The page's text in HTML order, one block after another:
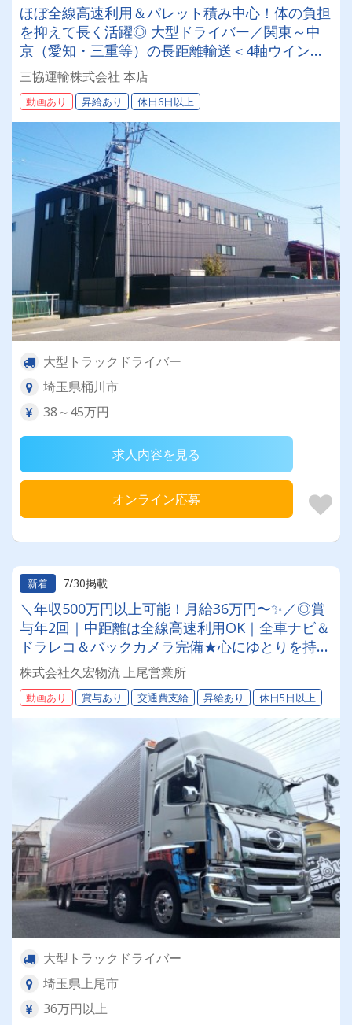
ほぼ全線高速利用＆パレット積み中心！体の負担
を抑えて長く活躍◎ 大型ドライバー／関東～中
京（愛知・三重等）の長距離輸送＜4軸ウイング
車＞ 【月給38万～45万円】 ★お客様との直接取
引ならではの安定業務量！ライフスタイルに合わ
せた配車・コース調整も可能です
三協運輸株式会社 本店
動画あり 昇給あり 休日6日以上
大型トラックドライバー
埼玉県桶川市
38～45万円
求人内容を見る
オンライン応募
新着 7/30掲載
＼年収500万円以上可能！月給36万円〜✨／◎賞
与年2回｜中距離は全線高速利用OK｜全車ナビ＆
ドラレコ＆バックカメラ完備★心にゆとりを持っ
て働ける大型ドライバー募集！
株式会社久宏物流 上尾営業所
動画あり 賞与あり 交通費支給 昇給あり 休日5日以上
大型トラックドライバー
埼玉県上尾市
36万円以上